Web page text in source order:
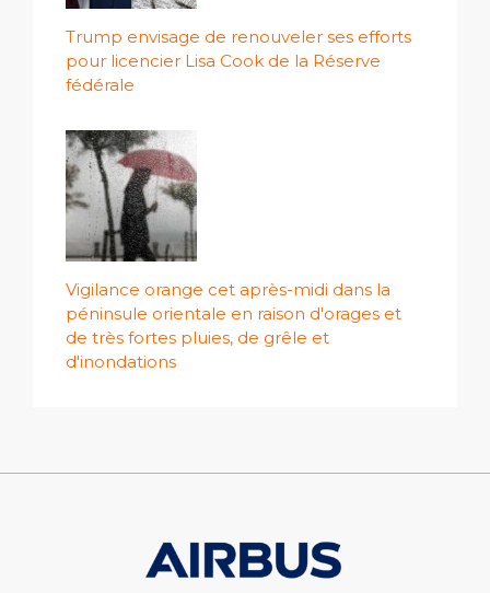
Trump envisage de renouveler ses efforts
pour licencier Lisa Cook de la Réserve
fédérale
Vigilance orange cet après-midi dans la
péninsule orientale en raison d'orages et
de très fortes pluies, de grêle et
d'inondations